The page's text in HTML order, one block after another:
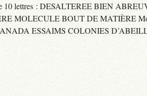
10 lettres : DESALTEREE BIEN
MOLECULE BOUT DE MATIÈRE
ESSAIMS COLONIES